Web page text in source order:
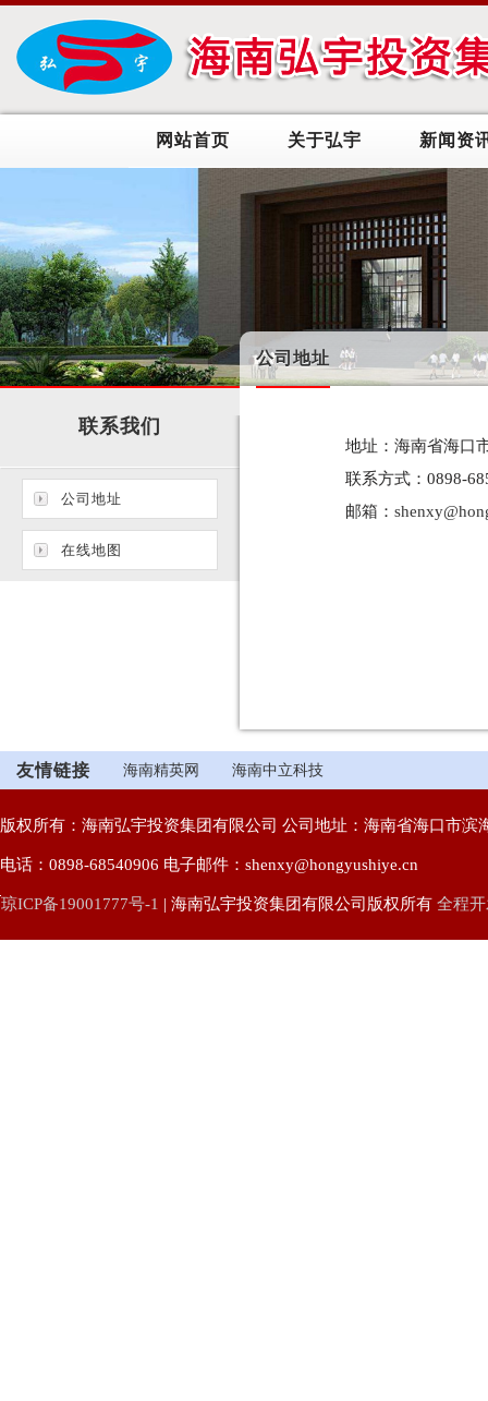
网站首页 关于弘宇 新闻资
公司地址
联系我们
公司地址
在线地图
地址：海南省海口
联系方式：0898-
邮箱：
友情链接 海南精英网 海南中立科技
版权所有：海南弘宇投资集团有限公司 公司地址：海南省海口市滨
电话：0898-68540906 电子邮件：shenxy@hongyushiye.cn
琼ICP备19001777号-1 | 海南弘宇投资集团有限公司版权所有 全程